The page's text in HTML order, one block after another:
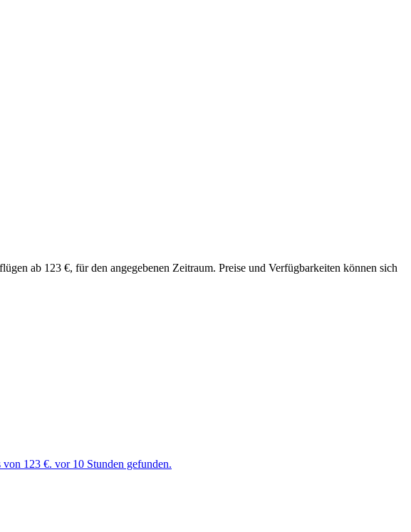
ab 123 €, für den angegebenen Zeitraum. Preise und Verfügbarkeiten können sich
123 €. vor 10 Stunden gefunden.